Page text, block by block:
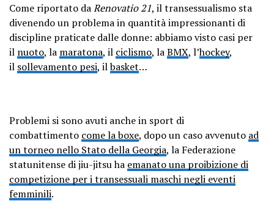
Come riportato daRenovatio 21, il transessualismo sta
divenendo un problema in quantità impressionanti di
discipline praticate dalle donne: abbiamo visto casi per
il nuoto, la maratona, il ciclismo, laBMX, l’hockey,
il sollevamento pesi, ilbasket…
Problemi si sono avuti anche in sport di
combattimento come la boxe, dopo un caso avvenuto ad
un torneo nello Stato della Georgia, la Federazione
statunitense di jiu-jitsu ha emanato una proibizione di
competizione per i transessuali maschi negli eventi
femminili.